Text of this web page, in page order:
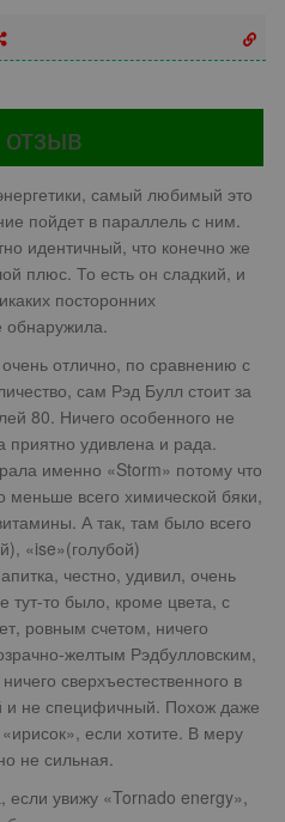
самый любимый это
пойдет в параллель с ним.
идентичный, что конечно же
плюс. То есть он сладкий, и
посторонних
обнаружила.
отлично, по сравнению с
сам Рэд Булл стоит за
80. Ничего особенного не
приятно удивлена и рада.
именно «Storm» потому что
меньше всего химической бяки,
А так, там было всего
«ise»(голубой)
честно, удивил, очень
тут-то было, кроме цвета, с
ровным счетом, ничего
желтым Рэдбулловским,
сверхъестественного в
и не специфичный. Похож даже
если хотите. В меру
не сильная.
увижу «Tornado energy»,